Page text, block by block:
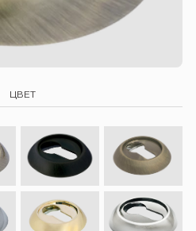
ЦВЕТ